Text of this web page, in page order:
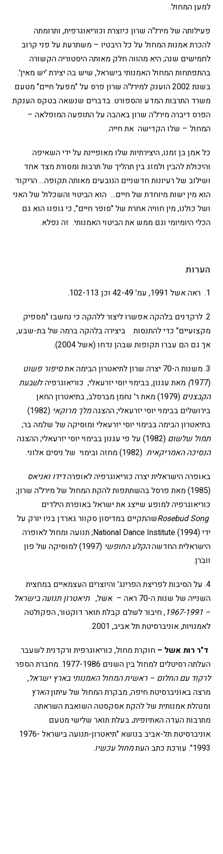
למען המחול.
פעילותה של מירל'ה שרון כיוצרת וכוריאוגרפית, ותרומתה
להכרת אמנות המחול על כל היבטיו – משתרעת על פני קרוב
לחמישים שנה; היא מהווה חלק מאותה היסטוריה הקשורה
בהתפתחות המחול האמנותי בישראל, שיש בה יצירת 'יש מאין'.
בשנת 2002 הוענק למירל'ה שרון פרס על "מפעל חיים" מטעם
משרד התרבות המדע והספורט. בדברים שנשאה בטקס הענקת
הפרס דיברה מירל'ה שרון באהבה על התופעה המופלאה –
המחול – שלו הקדישה את חייה.
כל אמן בן זמנו, היצירתיות שלו מאופיינת על ידי השאיפה
והיכולת להבין ולמזג בין תהליך של תרבות ומסורת מצד אחד
ושילוב של רעיונות חדשניים הנובעים מאותה תקופה… הריקוד
הוא מין ישות מיוחדת של חיים… הוא הביטוי והשכלול של האני
ושל כולנו, מין חוויה אחרת של "סופר חיים", כי גופנו הוא גם
הכלי היומיומי וגם ממש את הביטוי האמנותי. זה נפלא.
הערות
1. ראה אשל 1991, עמ' 42-49 וכן 102-113.
2. לרקדנים בלהקה אפשרו ליצור ללהקה כי נחשבו "מספיק
מקצועיים" כדי להתנסות ביצירה בלהקה ברמה של בת-שבע,
אך גם הם עברו תקופות שבהן נדחו (אשל 2004).
3. משנות ה-70 יצרה שרון לתיאטרון הבימה את
סיפור פשוט
(1977
) מאת עגנון, בבימוי יוסי יזרעאלי; כוריאוגרפיה לשבעת
הקבצנים
(1979) מאת ר' נחמן מברסלב, בתיאטרון החאן
בירושלים בבימוי יוסי יזרעאלי; ההצגהמלך מרוקאי
(1982)
בתיאטרון הבימה בבימוי יוסי יזרעאלי ומוסיקה של שלמה בר;
תמול שלשום (1982) על פי עגנון בבימוי יוסי יזרעאלי; ההצגה
הנסיכה האמריקאית (1982) מחזה ובימוי של ניסים אלוני.
באופרה הישראלית יצרה כוריאוגרפיה לאופרהדידו ואניאס
(1985) מאת פרסל בהשתתפות להקת המחול של מירל'ה שרון;
כוריאוגרפיה למופע שייצג את ישראל באופרת הילדים
Rosebud Song
שהתקיים במדיסון סקוור גארדן בניו יורק על
ידי National Dance Institute (1994); תנועה ומחול לאופרה
הישראלית החדשההקלע החופשי
(1997) למוסיקה של פון
ווברן.
4. על הסיבות לפריצת הפרינג' והיוצרים העצמאיים במחצית
השנייה של שנות ה-70 ראה – אשל,
תיאטרון תנועה בישראל
–
1967-1991, חיבור לשלם קבלת תואר דוקטור, הפקולטה
לאמנויות, אוניברסיטת תל אביב, 2001.
ד"ר רות אשל – חוקרת מחול, כוריאוגרפית ורקדנית לשעבר.
העלתה רסיטלים למחול בין השנים 1977-1986. מחברת הספר
לרקוד עם החלום –ראשיתהמחול האמנותיבארץ ישראל,
מרצה באוניברסיטת חיפה, מבקרת המחול של עיתוןהארץ
ומנהלת אמנותית של להקת אסקסטה השואבת השראתה
מתרבות העדה האתיופית. בעלת תואר שלישי מטעם
אוניברסיטת תל-אביב בנושא "תיאטרון-תנועה בישראל 1976-
1993". עורכת כתב העת
מחול עכשיו.